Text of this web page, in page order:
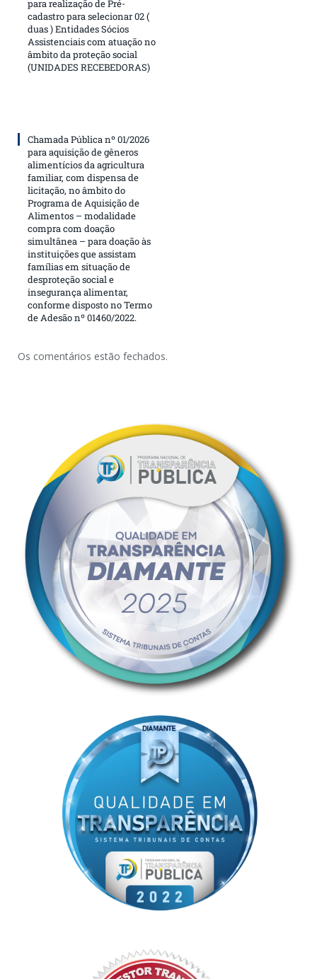
para realização de Pré-
cadastro para selecionar 02 (
duas ) Entidades Sócios
Assistenciais com atuação no
âmbito da proteção social
(UNIDADES RECEBEDORAS)
Chamada Pública nº 01/2026
para aquisição de gêneros
alimentícios da agricultura
familiar, com dispensa de
licitação, no âmbito do
Programa de Aquisição de
Alimentos – modalidade
compra com doação
simultânea – para doação às
instituições que assistam
famílias em situação de
desproteção social e
insegurança alimentar,
conforme disposto no Termo
de Adesão nº 01460/2022.
Os comentários estão fechados.